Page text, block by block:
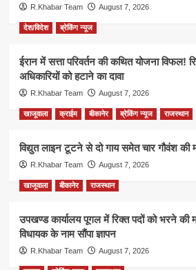
R.Khabar Team August 7, 2026
देश/विदेश ब्रेकिंग न्यूज
ईरान में सत्ता परिवर्तन की कथित योजना विफल!
अधिकारियों को हटाने का दावा
R.Khabar Team August 7, 2026
खाजूवाला क्राईम बीकानेर ब्रेकिंग न्यूज राजस्थान
विद्युत लाइन टूटने से दो गाय समेत चार गौवंश की
R.Khabar Team August 7, 2026
खाजूवाला बीकानेर राजस्थान
उपखण्ड कार्यालय पूगल में रिक्त पदों को भरने की
विधायक के नाम सौंपा ज्ञापन
R.Khabar Team August 7, 2026